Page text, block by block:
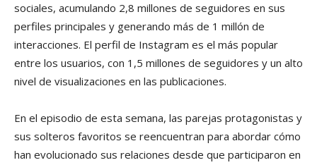
sociales, acumulando 2,8 millones de seguidores en sus
perfiles principales y generando más de 1 millón de
interacciones. El perfil de Instagram es el más popular
entre los usuarios, con 1,5 millones de seguidores y un alto
nivel de visualizaciones en las publicaciones.
En el episodio de esta semana, las parejas protagonistas y
sus solteros favoritos se reencuentran para abordar cómo
han evolucionado sus relaciones desde que participaron en